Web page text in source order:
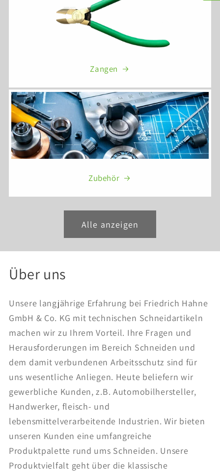
Zangen
Zubehör
Alle anzeigen
Über uns
Unsere langjährige Erfahrung bei Friedrich Hahne
GmbH & Co. KG mit technischen Schneidartikeln
machen wir zu Ihrem Vorteil. Ihre Fragen und
Herausforderungen im Bereich Schneiden und
dem damit verbundenen Arbeitsschutz sind für
uns wesentliche Anliegen. Heute beliefern wir
gewerbliche Kunden, z.B. Automobilhersteller,
Handwerker, fleisch- und
lebensmittelverarbeitende Industrien. Wir bieten
unseren Kunden eine umfangreiche
Produktpalette rund ums Schneiden. Unsere
Produktvielfalt geht über die klassische